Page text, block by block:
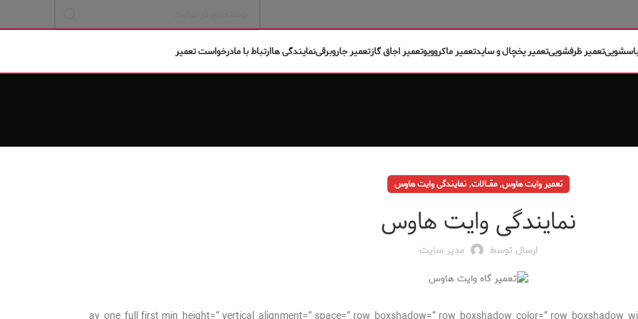
تعمیر ظرفشوییتعمیر یخچال و سایدتعمیر ماکروویوتعمیر اجاق گازتعمیر جاروبرقینمایندگی هاارتباط با مادرخواست تعمیر
تعمیر وایت هاوس,مقــــالات, نمایندگی وایت هاوس
نمایندگی وایت هاوس
ارسال توسط مدیر سایت